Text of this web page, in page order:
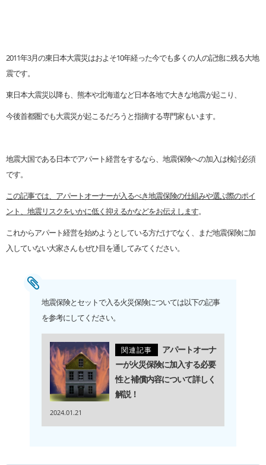
2011年3月の東日本大震災はおよそ10年経った今でも多くの人の記憶に残る大地
震です。
東日本大震災以降も、熊本や北海道など日本各地で大きな地震が起こり、
今後首都圏でも大震災が起こるだろうと指摘する専門家もいます。
地震大国である日本でアパート経営をするなら、地震保険への加入は検討必須
です。
この記事では、アパートオーナーが入るべき地震保険の仕組みや選ぶ際のポイ
ント、地震リスクをいかに低く抑えるかなどをお伝えします。
これからアパート経営を始めようとしている方だけでなく、まだ地震保険に加
入していない大家さんもぜひ目を通してみてください。
地震保険とセットで入る火災保険については以下の記事
を参考にしてください。
関連記事
アパートオーナ
ーが火災保険に加入する必要
性と補償内容について詳しく
解説！
2024.01.21